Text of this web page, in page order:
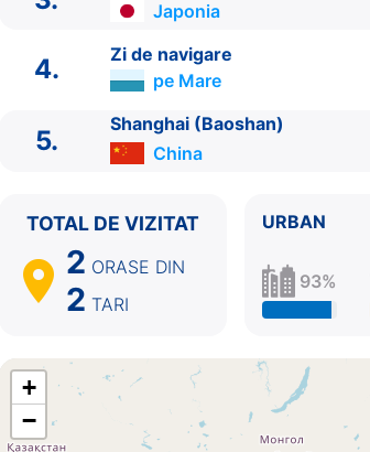
Ziua | Portul | Sosire - Plecare
----------------------------------------
1. Shanghai (Baoshan) China ⚓ - 17:30
2. Zi de navigare
0:00 - 0:00
Fukuoka Japonia
07:00 - 18:45
5. Shanghai (Baoshan) China 05:30 - ⚓
Japonia
4.
Zi de navigare
pe Mare
5.
Shanghai (Baoshan)
China
TOTAL DE VIZITAT
2 ORASE DIN
2 TARI
URBAN
93%
+
−